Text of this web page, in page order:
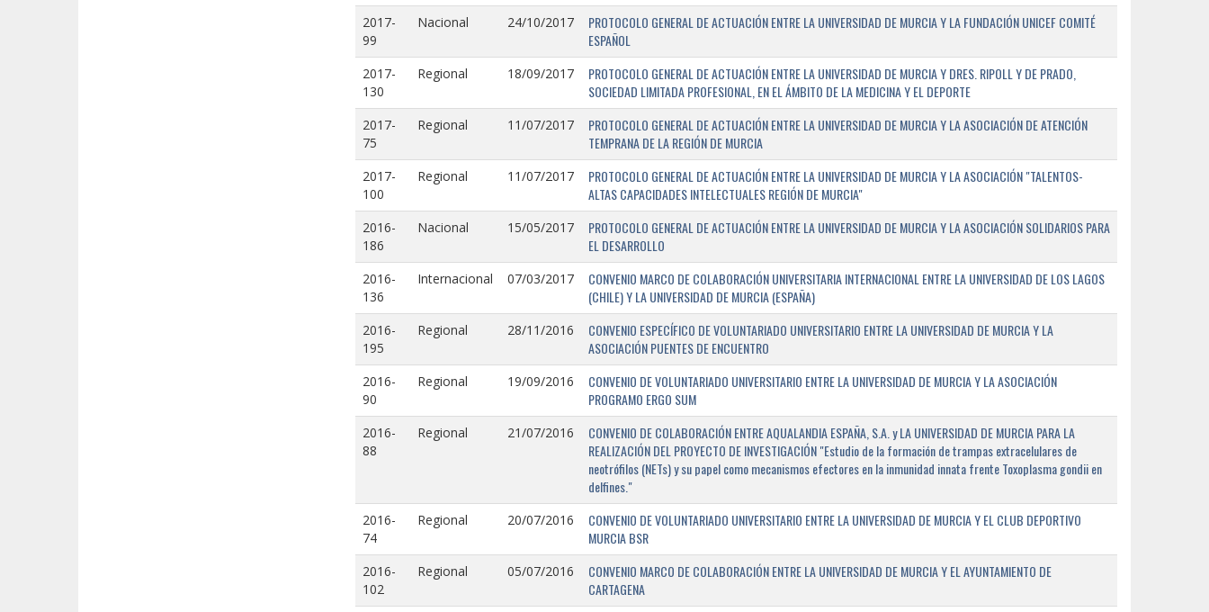
2017-
99
Nacional 24/10/2017
PROTOCOLO GENERAL DE ACTUACIÓN ENTRE LA UNIVERSIDAD DE MURCIA Y LA FUNDACIÓN UNICEF COMITÉ
ESPAÑOL
2017-
130
Regional 18/09/2017
PROTOCOLO GENERAL DE ACTUACIÓN ENTRE LA UNIVERSIDAD DE MURCIA Y DRES. RIPOLL Y DE PRADO,
SOCIEDAD LIMITADA PROFESIONAL, EN EL ÁMBITO DE LA MEDICINA Y EL DEPORTE
2017-
75
Regional 11/07/2017
PROTOCOLO GENERAL DE ACTUACIÓN ENTRE LA UNIVERSIDAD DE MURCIA Y LA ASOCIACIÓN DE ATENCIÓN
TEMPRANA DE LA REGIÓN DE MURCIA
2017-
100
Regional 11/07/2017
PROTOCOLO GENERAL DE ACTUACIÓN ENTRE LA UNIVERSIDAD DE MURCIA Y LA ASOCIACIÓN "TALENTOS-
ALTAS CAPACIDADES INTELECTUALES REGIÓN DE MURCIA"
2016-
186
Nacional 15/05/2017
PROTOCOLO GENERAL DE ACTUACIÓN ENTRE LA UNIVERSIDAD DE MURCIA Y LA ASOCIACIÓN SOLIDARIOS PARA
EL DESARROLLO
2016-
136
Internacional 07/03/2017
CONVENIO MARCO DE COLABORACIÓN UNIVERSITARIA INTERNACIONAL ENTRE LA UNIVERSIDAD DE LOS LAGOS
(CHILE) Y LA UNIVERSIDAD DE MURCIA (ESPAÑA)
2016-
195
Regional 28/11/2016
CONVENIO ESPECÍFICO DE VOLUNTARIADO UNIVERSITARIO ENTRE LA UNIVERSIDAD DE MURCIA Y LA
ASOCIACIÓN PUENTES DE ENCUENTRO
2016-
90
Regional 19/09/2016
CONVENIO DE VOLUNTARIADO UNIVERSITARIO ENTRE LA UNIVERSIDAD DE MURCIA Y LA ASOCIACIÓN
PROGRAMO ERGO SUM
2016-
88
Regional 21/07/2016
CONVENIO DE COLABORACIÓN ENTRE AQUALANDIA ESPAÑA, S.A. y LA UNIVERSIDAD DE MURCIA PARA LA
REALIZACIÓN DEL PROYECTO DE INVESTIGACIÓN "Estudio de la formación de trampas extracelulares de
neotrófilos (NETs) y su papel como mecanismos efectores en la inmunidad innata frente Toxoplasma gondii en
delfines."
2016-
74
Regional 20/07/2016
CONVENIO DE VOLUNTARIADO UNIVERSITARIO ENTRE LA UNIVERSIDAD DE MURCIA Y EL CLUB DEPORTIVO
MURCIA BSR
2016-
102
Regional 05/07/2016
CONVENIO MARCO DE COLABORACIÓN ENTRE LA UNIVERSIDAD DE MURCIA Y EL AYUNTAMIENTO DE
CARTAGENA